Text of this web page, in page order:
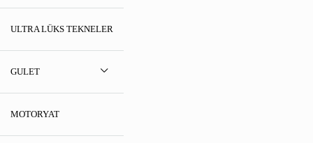
ULTRA LÜKS TEKNELER
GULET
MOTORYAT